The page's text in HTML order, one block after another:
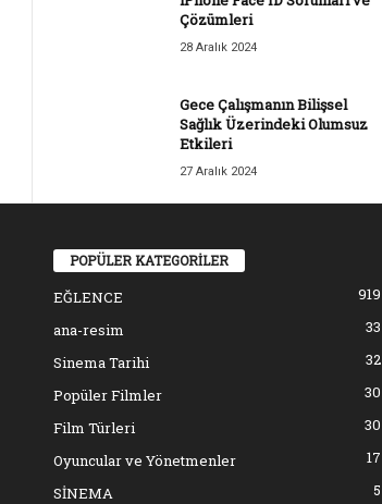
Çözümleri
28 Aralık 2024
Gece Çalışmanın Bilişsel
Sağlık Üzerindeki Olumsuz
Etkileri
27 Aralık 2024
POPÜLER KATEGORİLER
EĞLENCE
919
ana-resim
33
Sinema Tarihi
32
Popüler Filmler
30
Film Türleri
30
Oyuncular ve Yönetmenler
17
SİNEMA
5